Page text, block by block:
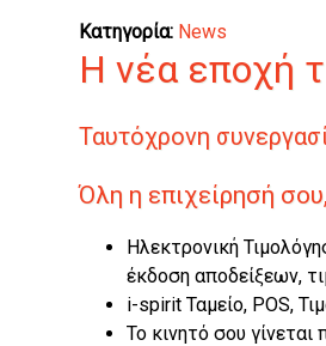
Κατηγορία: News
Η νέα εποχή
Ταυτόχρονη
Όλη η επιχείρησή
Ηλεκτρονική
έκδοση αποδείξεων,
i-spirit Ταμείο, POS,
Το κινητό σου